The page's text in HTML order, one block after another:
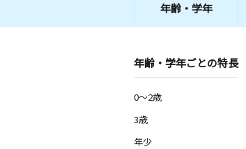
年齢・学年
年齢・学年ごとの特長
0～2歳
3歳
年少